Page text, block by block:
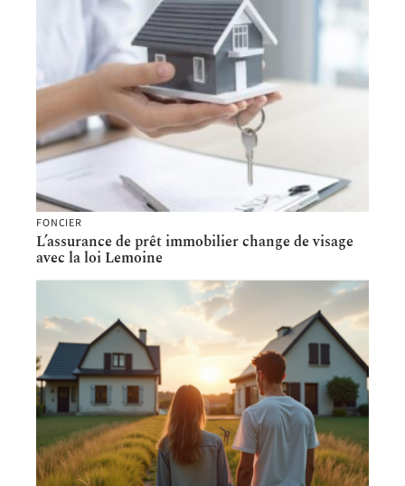
FONCIER
L’assurance de prêt immobilier change de visage
avec la loi Lemoine